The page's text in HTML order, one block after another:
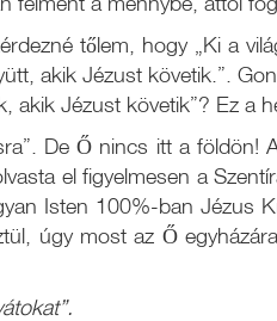
tőlem, hogy „Ki a
akik Jézust követik.”.
akik Jézust követik”? Ez a
De Ő nincs itt a földön!
el figyelmesen a
Isten 100%-ban Jézus
úgy most az Ő